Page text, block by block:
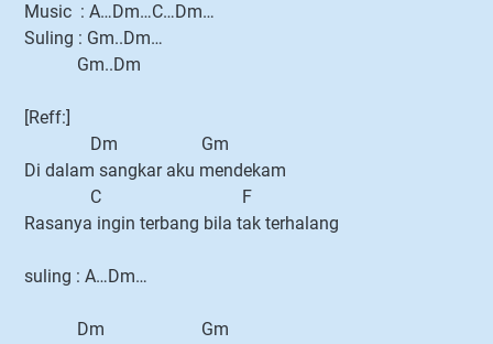
Music : A…Dm…C…Dm…
Suling : Gm..Dm…
Gm..Dm
[Reff:]
Dm Gm
Di dalam sangkar aku mendekam
C F
Rasanya ingin terbang bila tak terhalang
suling : A…Dm…
Dm Gm